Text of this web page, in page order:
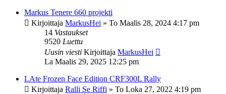
Markus Tenere 660 projekti
Kirjoittaja MarkusHei » To Maalis 28, 2024 4:17 pm
14 Vastaukset
9520 Luettu
Uusin viesti Kirjoittaja MarkusHei
La Maalis 29, 2025 12:25 pm
LAte Frozen Face Edition CRF300L Rally
Kirjoittaja Ralli Se Riffi » To Loka 27, 2022 4:19 pm